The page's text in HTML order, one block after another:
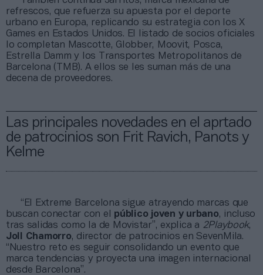
refrescos, que refuerza su apuesta por el deporte
urbano en Europa, replicando su estrategia con los X
Games en Estados Unidos. El listado de socios oficiales
lo completan Mascotte, Globber, Moovit, Posca,
Estrella Damm y los Transportes Metropolitanos de
Barcelona (TMB). A ellos se les suman más de una
decena de proveedores.
Las principales novedades en el aprtado
de patrocinios son Frit Ravich, Panots y
Kelme
“El Extreme Barcelona sigue atrayendo marcas que
buscan conectar con el público joven y urbano, incluso
tras salidas como la de Movistar”, explica a 2Playbook,
Joll Chamorro, director de patrocinios en SevenMila.
“Nuestro reto es seguir consolidando un evento que
marca tendencias y proyecta una imagen internacional
desde Barcelona”.